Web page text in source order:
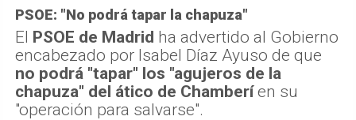
PSOE: "No podrá tapar la chapuza"
El PSOE de Madrid ha advertido al Gobierno
encabezado por Isabel Díaz Ayuso de que
no podrá "tapar" los "agujeros de la
chapuza" del ático de Chamberíen su
"operación para salvarse".